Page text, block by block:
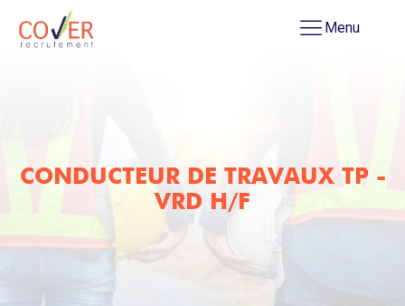
Menu
CONDUCTEUR DE TRAVAUX TP -
VRD H/F